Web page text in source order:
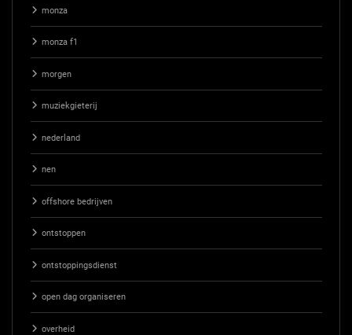
monza
monza f1
morgen
muziekgieterij
nederland
nen
offshore bedrijven
ontstoppen
ontstoppingsdienst
open dag organiseren
overheid